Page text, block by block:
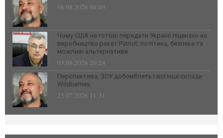
06.08.2026 08:49
Чому США не готові передати Україні ліцензію на
виробництво ракет Patriot: політика, безпека та
можливі альтернативи
03.08.2026 20:24
Перспектива: ЗСУ добомблять і всі інші склади
Wildberries
23.07.2026 11:31